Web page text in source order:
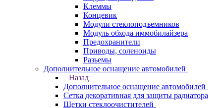
Клеммы
Концевик
Модули стеклоподъемников
Модуль обхода иммобилайзера
Предохранители
Приводы, соленоиды
Разьемы
Дополнительное оснащение автомобилей
Назад
Дополнительное оснащение автомобилей
Сетка декоративная для защиты радиатора
Щетки стеклоочистителей